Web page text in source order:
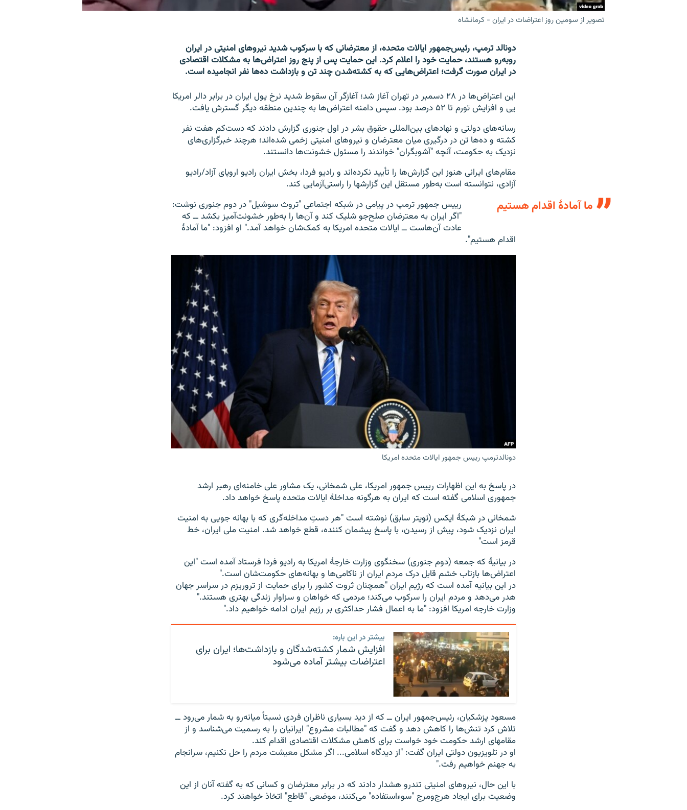
تصویر از سومین روز اعتراضات در ایران - کرمانشاه
دونالد ترمپ، رئیس‌جمهور ایالات متحده، از معترضانی که با سرکوب شدید نیروهای امنیتی در ایران
روبه‌رو هستند، حمایت خود را اعلام کرد. این حمایت پس از پنج روز اعتراض‌ها به مشکلات اقتصادی
در ایران صورت گرفت؛ اعتراض‌هایی که به کشته‌شدن چند تن و بازداشت ده‌ها نفر انجامیده است.
این اعتراض‌ها در ۲۸ دسمبر در تهران آغاز شد؛ آغازگر آن سقوط شدید نرخ پول ایران در برابر دالر امریکا
یی و افزایش تورم تا ۵۲ درصد بود. سپس دامنه اعتراض‌ها به چندین منطقه دیگر گسترش یافت.
رسانه‌های دولتی و نهادهای بین‌المللی حقوق بشر در اول جنوری گزارش دادند که دست‌کم هفت نفر
کشته و ده‌ها تن در درگیری میان معترضان و نیروهای امنیتی زخمی شده‌اند؛ هرچند خبرگزاری‌های
نزدیک به حکومت، آنچه "آشوبگران" خواندند را مسئول خشونت‌ها دانستند.
مقام‌های ایرانی هنوز این گزارش‌ها را تأیید نکرده‌اند و رادیو فردا، بخش ایران رادیو اروپای آزاد/رادیو
آزادی، نتوانسته است به‌طور مستقل این گزارشها را راستی‌آزمایی کند.
ما آمادۀ اقدام هستیم
رییس جمهور ترمپ در پیامی در شبکه اجتماعی "تروث سوشیل" در دوم جنوری نوشت:
"اگر ایران به معترضان صلح‌جو شلیک کند و آن‌ها را به‌طور خشونت‌آمیز بکشد ــ که
عادت آن‌هاست ــ ایالات متحده امریکا به کمک‌شان خواهد آمد." او افزود: "ما آمادۀ
اقدام هستیم".
دونالدترمپ رییس جمهور ایالات متحده امریکا
در پاسخ به این اظهارات رییس جمهور امریکا، علی شمخانی، یک مشاور علی خامنه‌ای رهبر ارشد
جمهوری اسلامی گفته است که ایران به هرگونه مداخلۀ ایالات متحده پاسخ خواهد داد.
شمخانی در شبکۀ ایکس (تویتر سابق) نوشته است "هر دستِ مداخله‌گری که با بهانه جویی به امنیت
ایران نزدیک شود، پیش از رسیدن، با پاسخ پیشمان کننده، قطع خواهد شد. امنیت ملی ایران، خط
قرمز است"
در بیانیۀ که جمعه (دوم جنوری) سخنگوی وزارت خارجۀ امریکا به رادیو فردا فرستاد آمده است "این
اعتراض‌ها بازتاب خشم قابل درک مردم ایران از ناکامی‌ها و بهانه‌های حکومت‌شان است."
در این بیانیه آمده است که رژیم ایران "همچنان ثروت کشور را برای حمایت از تروریزم در سراسر جهان
هدر می‌دهد و مردم ایران را سرکوب می‌کند؛ مردمی که خواهان و سزاوار زندگی بهتری هستند."
وزارت خارجه امریکا افزود: "ما به اعمال فشار حداکثری بر رژیم ایران ادامه خواهیم داد."
بیشتر در این باره:
افزایش شمار کشته‌شدگان و بازداشت‌ها؛ ایران برای
اعتراضات بیشتر آماده می‌شود
مسعود پزشکیان، رئیس‌جمهور ایران ــ که از دید بسیاری ناظران فردی نسبتاً میانه‌رو به شمار می‌رود ــ
تلاش کرد تنش‌ها را کاهش دهد و گفت که "مطالبات مشروع" ایرانیان را به رسمیت می‌شناسد و از
مقامهای ارشد حکومت خود خواست برای کاهش مشکلات اقتصادی اقدام کند.
او در تلویزیون دولتی ایران گفت: "از دیدگاه اسلامی... اگر مشکل معیشت مردم را حل نکنیم، سرانجام
به جهنم خواهیم رفت."
با این حال، نیروهای امنیتی تندرو هشدار دادند که در برابر معترضان و کسانی که به گفته آنان از این
وضعیت برای ایجاد هرج‌ومرج "سوءاستفاده" می‌کنند، موضعی "قاطع" اتخاذ خواهند کرد.